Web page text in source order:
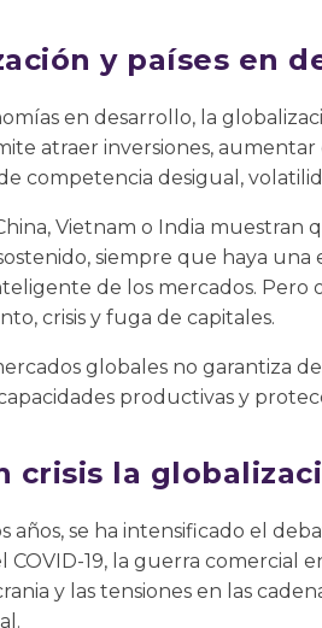
y países en
en desarrollo, la
atraer inversiones,
competencia desigual,
Vietnam o India
siempre que haya
de los mercados. Pero
crisis y fuga de capitales.
globales no garantiza
productivas y
crisis la
años, se ha intensificado el
COVID-19, la guerra comercial
y las tensiones en las